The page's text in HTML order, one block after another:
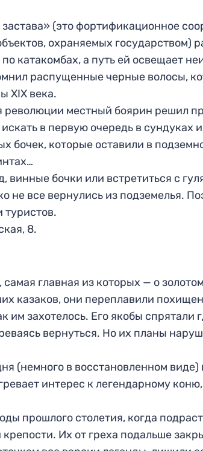
(это фортификационное
охраняемых государством)
катакомбах, а путь ей освещает
распущенные черные волосы,
XIX века.
революции местный боярин решил
в первую очередь в сундуках
бочек, которые оставили в
винные бочки или встретиться с
не все вернулись из подземелья.
туристов.
8.
главная из которых — о
казаков, они переплавили
им захотелось. Его якобы спрятали
вернуться. Но их планы
(немного в восстановленном
интерес к легендарному
прошлого столетия, когда
Их от греха подальше